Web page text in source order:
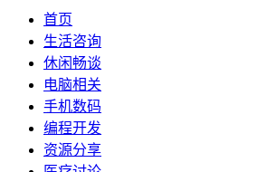
首页
生活咨询
休闲畅谈
电脑相关
手机数码
编程开发
资源分享